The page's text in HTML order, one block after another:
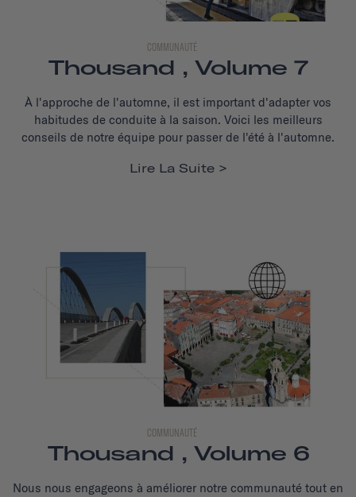
COMMUNAUTÉ
Thousand , Volume 7
À l'approche de l'automne, il est important d'adapter vos
habitudes de conduite à la saison. Voici les meilleurs
conseils de notre équipe pour passer de l'été à l'automne.
Lire La Suite
COMMUNAUTÉ
Thousand , Volume 6
Nous nous engageons à améliorer notre communauté tout en